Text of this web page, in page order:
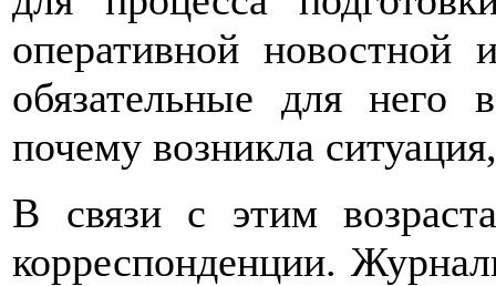
оперативной
обязательные для
почему возникла
В связи с этим
корреспонденции.